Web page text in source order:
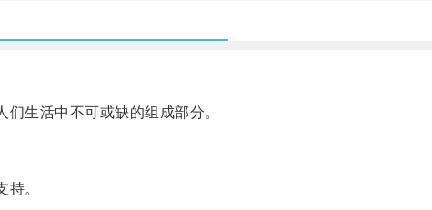
生活中不可或缺的组成部分。
。